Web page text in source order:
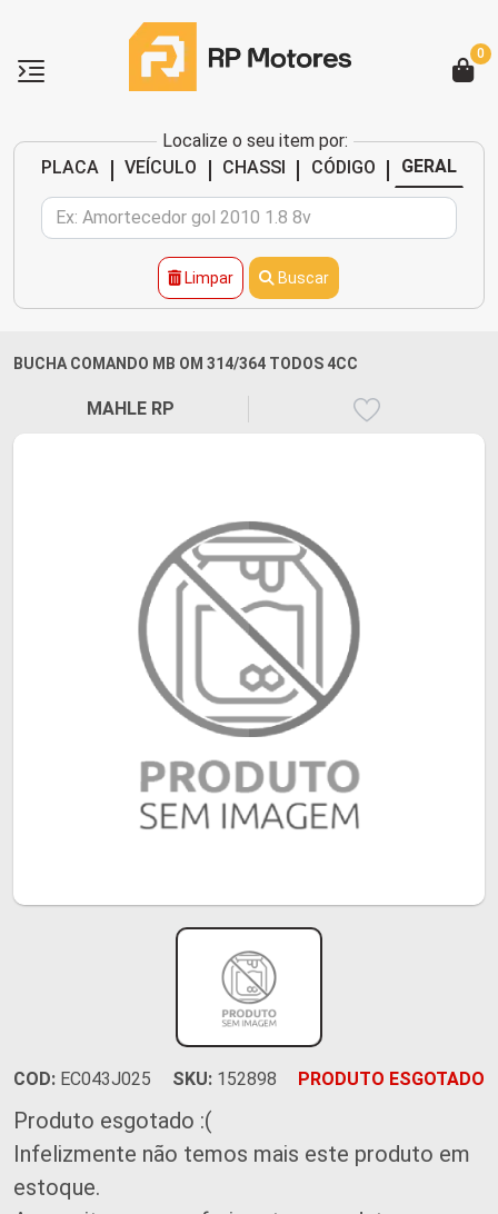
Localize o seu item por:
PLACA
| VEÍCULO | CHASSI | CÓDIGO | GERAL
Limpar Buscar
0
BUCHA COMANDO MB OM 314/364 TODOS 4CC
MAHLE RP
COD: EC043J025 SKU: 152898 PRODUTO ESGOTADO
Produto esgotado :(
Infelizmente não temos mais este produto em
estoque.